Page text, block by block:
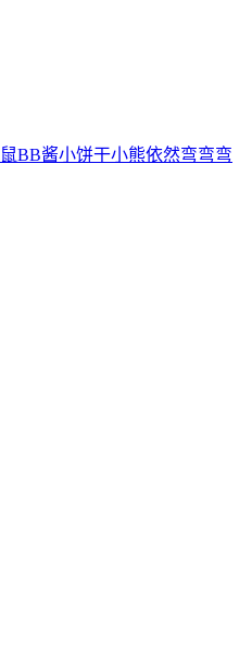
BB酱小饼干小熊依然弯弯弯